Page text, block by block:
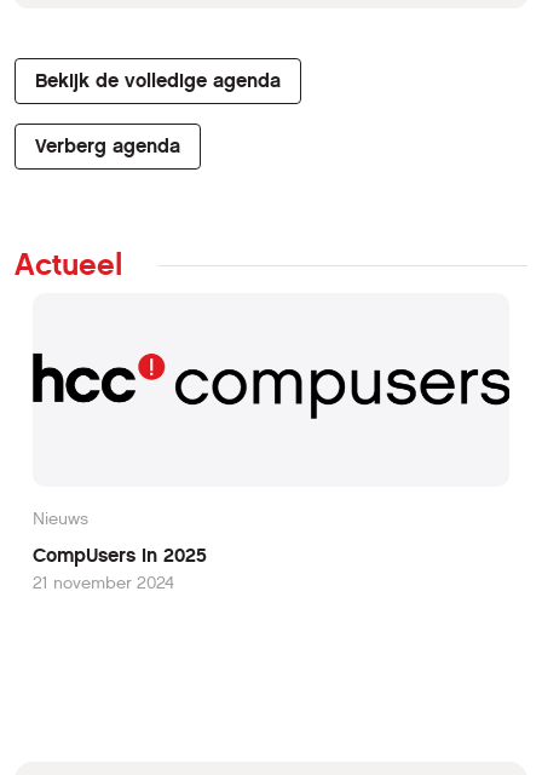
Bekijk de volledige agenda
Verberg agenda
Actueel
Nieuws
CompUsers in 2025
21 november 2024